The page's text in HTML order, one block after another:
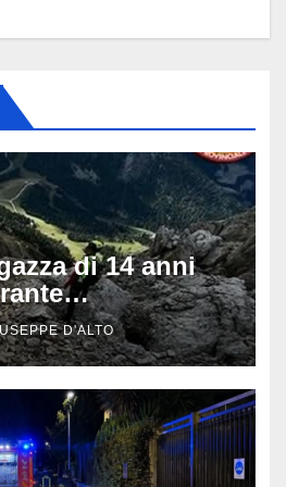
di 14 anni
tragedia sul
alla famiglia
D'ALTO